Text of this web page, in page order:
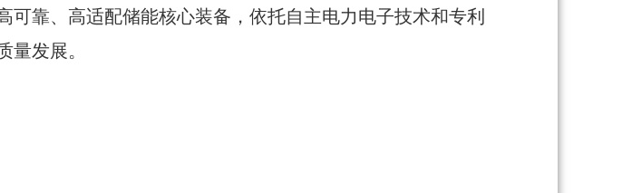
靠、高适配储能核心装备，依托自主电力电子技术和专利
量发展。